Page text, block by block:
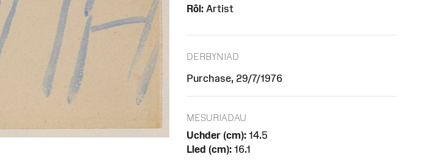
Rôl: Artist
DERBYNIAD
Purchase, 29/7/1976
MESURIADAU
Uchder (cm): 14.5
Lled (cm): 16.1